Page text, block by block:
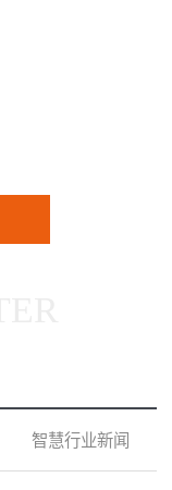
智慧行业新闻